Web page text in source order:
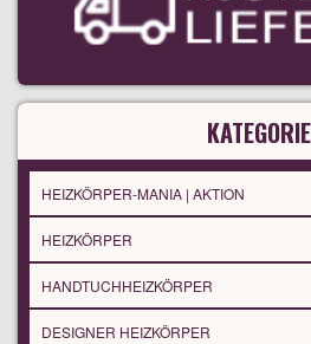
HEIZKÖRPER-MANIA | AKTION
HEIZKÖRPER
HANDTUCHHEIZKÖRPER
DESIGNER HEIZKÖRPER